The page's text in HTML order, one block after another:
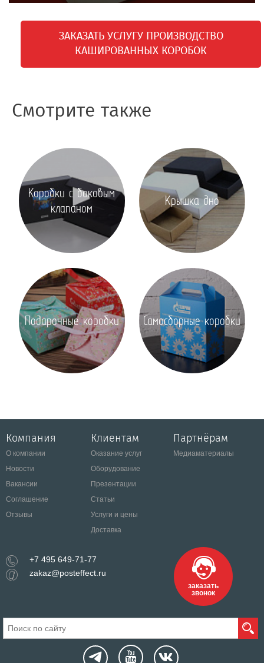
ЗАКАЗАТЬ УСЛУГУ ПРОИЗВОДСТВО
КАШИРОВАННЫХ КОРОБОК
Смотрите также
Коробки с боковым
клапаном
Крышка дно
Подарочные коробки Самосборные коробки
Компания
О компании
Новости
Вакансии
Соглашение
Отзывы
Клиентам
Оказание услуг
Оборудование
Презентации
Статьи
Услуги и цены
Доставка
Партнёрам
Медиаматериалы
+7 495 649-71-77
zakaz@posteffect.ru
заказать
звонок